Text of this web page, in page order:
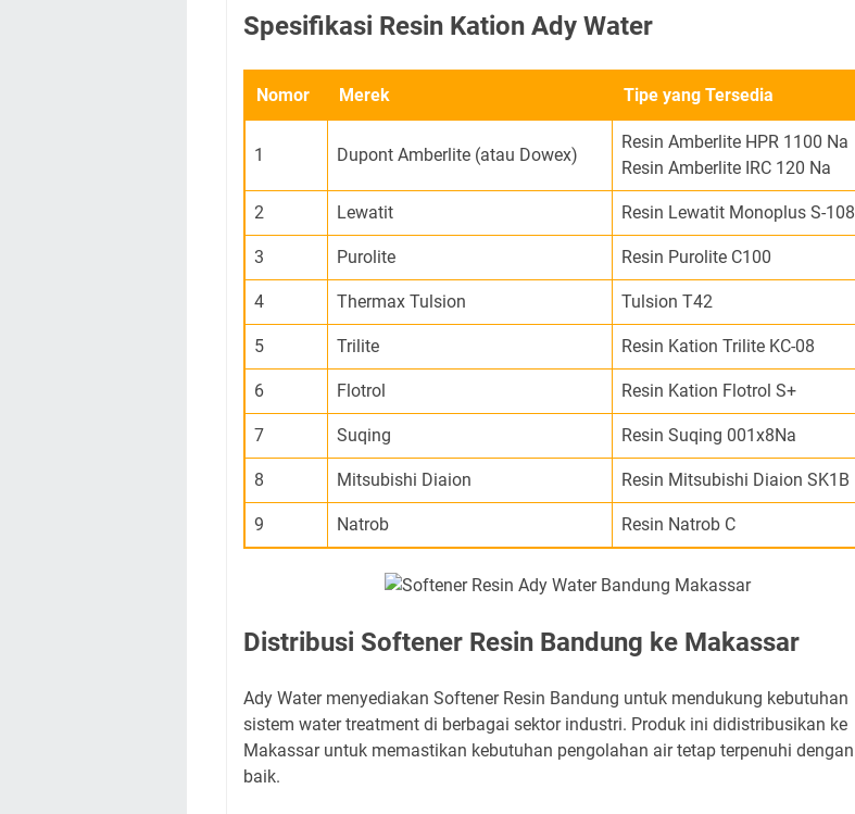
Spesifikasi Resin Kation Ady Water
Nomor Merek Tipe yang Tersedia
1 Dupont Amberlite (atau Dowex)
Resin Amberlite HPR 1100 Na
Resin Amberlite IRC 120 Na
2 Lewatit Resin Lewatit Monoplus S-108
3 Purolite Resin Purolite C100
4 Thermax Tulsion Tulsion T42
5 Trilite Resin Kation Trilite KC-08
6 Flotrol Resin Kation Flotrol S+
7 Suqing Resin Suqing 001x8Na
8 Mitsubishi Diaion Resin Mitsubishi Diaion SK1B
9 Natrob Resin Natrob C
Distribusi Softener Resin Bandung ke Makassar
Ady Water menyediakan Softener Resin Bandung untuk mendukung kebutuhan
sistem water treatment di berbagai sektor industri. Produk ini didistribusikan ke
Makassar untuk memastikan kebutuhan pengolahan air tetap terpenuhi dengan
baik.